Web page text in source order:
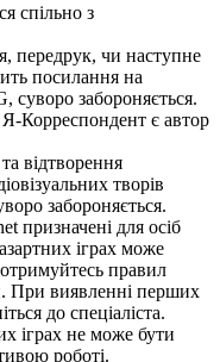
спільно з
передрук, чи наступне
посилання на
суворо забороняється.
Я-Корреспондент є автор
відтворення
творів
забороняється.
призначені для осіб
іграх може
правил
При виявленні перших
до спеціаліста.
іграх не може бути
роботі.